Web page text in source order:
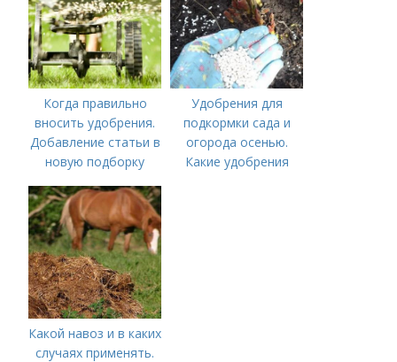
Когда правильно
вносить удобрения.
Добавление статьи в
новую подборку
Удобрения для
подкормки сада и
огорода осенью.
Какие удобрения
Какой навоз и в каких
случаях применять.